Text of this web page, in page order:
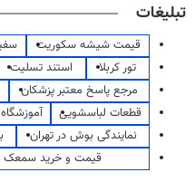
تبلیغات
قیمت شیشه سکوریت
تور کربلا
استند تسلیت
مرجع پاسخ معتبر پزشکان
قطعات لباسشویی
نمایندگی بوش در تهران
قیمت و خرید سمعک